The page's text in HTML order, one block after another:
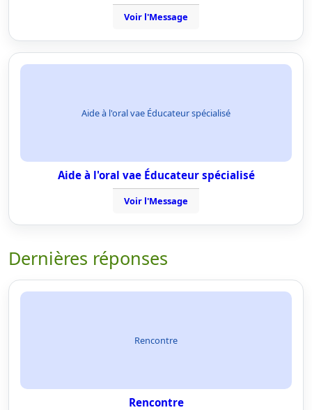
Voir l'Message
Aide à l'oral vae Éducateur spécialisé
Aide à l'oral vae Éducateur spécialisé
Voir l'Message
Dernières réponses
Rencontre
Rencontre